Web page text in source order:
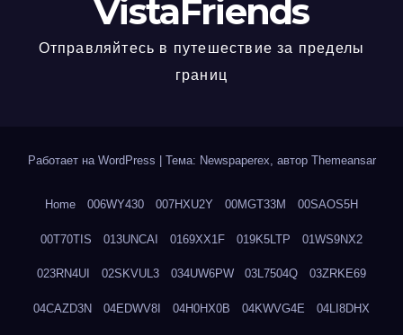
VistaFriends
Отправляйтесь в путешествие за пределы
границ
Работает на WordPress Тема: Newspaperex, автор Themeansar
Home 006WY430 007HXU2Y 00MGT33M 00SAOS5H
00T70TIS 013UNCAI 0169XX1F 019K5LTP 01WS9NX2
023RN4UI 02SKVUL3 034UW6PW 03L7504Q 03ZRKE69
04CAZD3N 04EDWV8I 04H0HX0B 04KWVG4E 04LI8DHX